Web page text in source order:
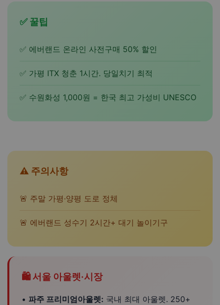
✅ 꿀팁
✅ 에버랜드 온라인 사전구매 50% 할인
✅ 가평 ITX 청춘 1시간. 당일치기 최적
✅ 수원화성 1,000원 = 한국 최고 가성비 UNESCO
⚠️ 주의사항
🚨 주말 가평·양평 도로 정체
🚨 에버랜드 성수기 2시간+ 대기 놀이기구
🛍️ 서울 아울렛·시장
• 파주 프리미엄아울렛: 국내 최대 아울렛. 250+